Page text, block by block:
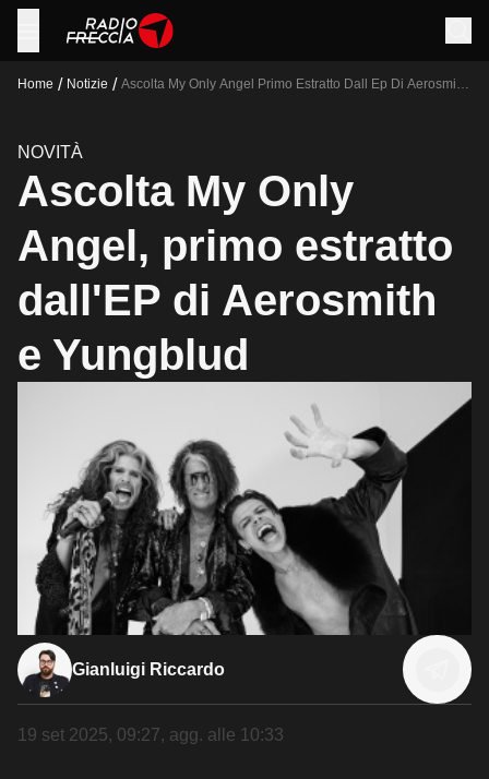
Home / Notizie / Ascolta My Only Angel Primo Estratto Dall Ep Di Aerosmith
NOVITÀ
Ascolta My Only
Angel, primo estratto
dall'EP di Aerosmith
e Yungblud
Gianluigi Riccardo
19 set 2025, 09:27, agg. alle 10:33